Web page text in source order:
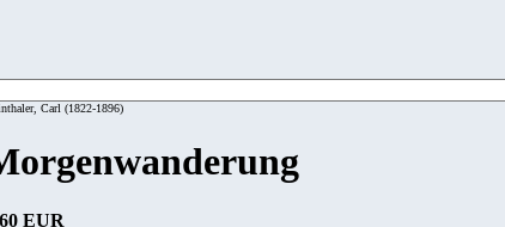
Carl (1822-1896)
EUR